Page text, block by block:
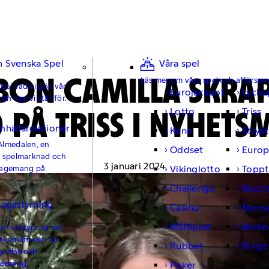
Svenska Spel
vad vi gör, vår
vad vi står för.
en
och
på
vi styrs, ta del
och lär
och
Våra spel
Läs mer om våra spel och
Eurojackpot
Lotto
Triss
Keno
Oddset
Vikinglotto
Challenge
Casino
Måltipset
Rubbet
Bingo
Poker
CAMILLA
TRISS I
3 januari 2024